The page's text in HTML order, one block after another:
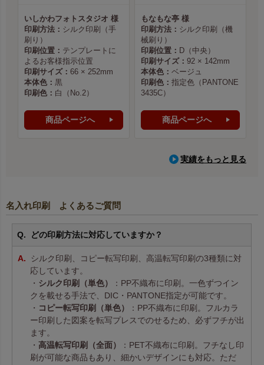
いしかわフォトスタジオ 様
印刷方法： シルク印刷（手
刷り）
印刷位置： テンプレートに
よるお客様指示位置
印刷サイズ： 66 × 252mm
本体色： 黒
印刷色： 白（No.2）
商品ページへ
もなもな亭 様
印刷方法： シルク印刷（機
械刷り）
印刷位置： D（中央）
印刷サイズ： 92 × 142mm
本体色： ベージュ
印刷色： 指定色（PANTONE
3435C）
商品ページへ
実績をもっと見る
名入れ印刷 よくあるご質問
どの印刷方法に対応していますか？
シルク印刷、コピー転写印刷、高温転写印刷の3種類に対
応しています。
・ シルク印刷（単色）
：PP不織布に印刷。一色ずつイン
クを載せる手法で、DIC・PANTONE指定が可能です。
・ コピー転写印刷（単色）
：PP不織布に印刷。フルカラ
ー印刷した図案を転写プレスでのせるため、必ずフチが出
ます。
・ 高温転写印刷（全面）
：PET不織布に印刷。フチなし印
刷が可能な商品もあり、細かいデザインにも対応。ただ